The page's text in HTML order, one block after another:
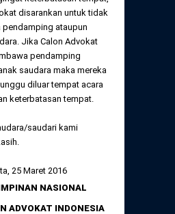
disarankan untuk tidak
pendamping ataupun
Jika Calon Advokat
pendamping
saudara maka mereka
diluar tempat acara
keterbatasan tempat.
saudari kami
25 Maret 2016
NASIONAL
ADVOKAT INDONESIA